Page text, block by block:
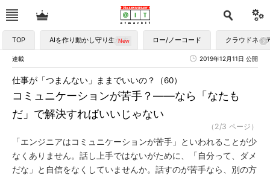
TOP AIを作り動かし守り生かす ロー/ノーコード クラウドネイ
連載 2019年12月11日 公開
コミュニケーションが苦手？――なら「なたも
だ」で解決すればいいじゃない
仕事が「つまんない」ままでいいの？（60）
（2/3 ページ）
「エンジニアはコミュニケーションが苦手」といわれることが少
なくありません。話し上手ではないがために、「自分って、ダメ
だな」と自信をなくしていませんか。話すのが苦手なら、別の方